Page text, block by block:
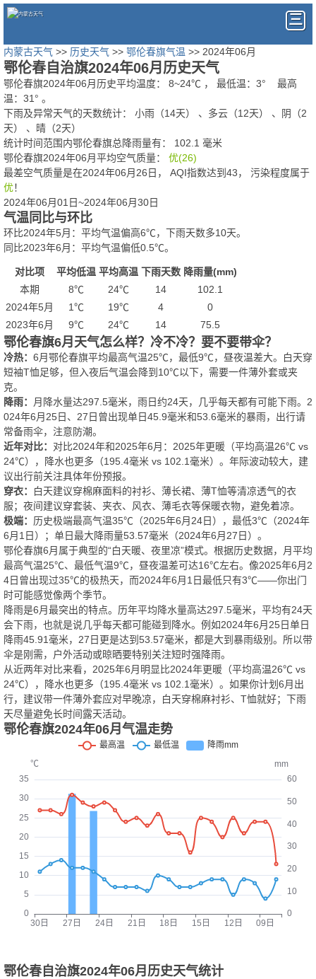
内蒙古天气 >> 历史天气 >> 鄂伦春旗气温 >> 2024年06月
鄂伦春自治旗2024年06月历史天气
鄂伦春旗2024年06月历史平均温度： 8~24℃ ， 最低温： 3° 最高
温： 31° 。
下雨及异常天气的天数统计： 小雨（14天） 、多云（12天） 、阴（2
天） 、晴（2天）
统计时间范围内鄂伦春旗总降雨量有： 102.1 毫米
鄂伦春旗2024年06月平均空气质量： 优(26)
最差空气质量是在2024年06月26日， AQI指数达到43， 污染程度属于
优！
2024年06月01日~2024年06月30日
气温同比与环比
环比2024年5月：平均气温偏高6℃，下雨天数多10天。
同比2023年6月：平均气温偏低0.5℃。
对比项 平均低温 平均高温 下雨天数 降雨量(mm)
本期
8℃ 24℃ 14
102.1
2024年5月
1℃ 19℃ 4
0
2023年6月
9℃ 24℃ 14 75.5
鄂伦春旗6月天气怎么样？冷不冷？要不要带伞？
冷热： 6月鄂伦春旗平均最高气温25℃，最低9℃，昼夜温差大。白天穿
短袖T恤足够，但入夜后气温会降到10℃以下，需要一件薄外套或夹
克。
降雨：
月降水量达297.5毫米，雨日约24天，几乎每天都有可能下雨。2
024年6月25日、27日曾出现单日45.9毫米和53.6毫米的暴雨，出行请
常备雨伞，注意防潮。
近年对比： 对比2024年和2025年6月：2025年更暖（平均高温26℃ vs
24℃），降水也更多（195.4毫米 vs 102.1毫米）。年际波动较大，建
议出行前关注具体年份预报。
穿衣：
白天建议穿棉麻面料的衬衫、薄长裙、薄T恤等清凉透气的衣
服；夜间建议穿套装、夹衣、风衣、薄毛衣等保暖衣物，避免着凉。
极端： 历史极端最高气温35℃（2025年6月24日），最低3℃（2024年
6月1日）；单日最大降雨量53.57毫米（2024年6月27日）。
鄂伦春旗6月属于典型的“白天暖、夜里凉”模式。根据历史数据，月平均
最高气温25℃、最低气温9℃，昼夜温差可达16℃左右。像2025年6月2
4日曾出现过35℃的极热天，而2024年6月1日最低只有3℃——你出门
时可能感觉像两个季节。
降雨是6月最突出的特点。历年平均降水量高达297.5毫米，平均有24天
会下雨，也就是说几乎每天都可能碰到降水。例如2024年6月25日单日
降雨45.91毫米，27日更是达到53.57毫米，都是大到暴雨级别。所以带
伞是刚需，户外活动或晾晒要特别关注短时强降雨。
从近两年对比来看，2025年6月明显比2024年更暖（平均高温26℃ vs
24℃），降水也更多（195.4毫米 vs 102.1毫米）。如果你计划6月出
行，建议带一件薄外套应对早晚凉，白天穿棉麻衬衫、T恤就好；下雨
天尽量避免长时间露天活动。
鄂伦春旗2024年06月气温走势
鄂伦春自治旗2024年06月历史天气统计